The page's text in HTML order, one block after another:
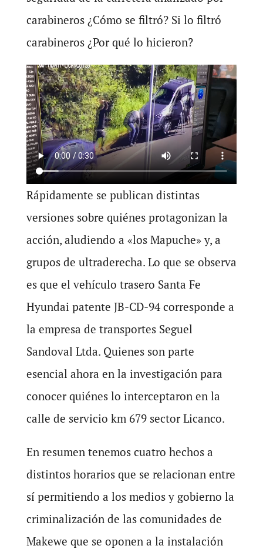
carabineros ¿Cómo se filtró? Si lo filtró
carabineros ¿Por qué lo hicieron?
Rápidamente se publican distintas
versiones sobre quiénes protagonizan la
acción, aludiendo a «los Mapuche» y, a
grupos de ultraderecha. Lo que se observa
es que el vehículo trasero Santa Fe
Hyundai patente JB-CD-94 corresponde a
la empresa de transportes Seguel
Sandoval Ltda. Quienes son parte
esencial ahora en la investigación para
conocer quiénes lo interceptaron en la
calle de servicio km 679 sector Licanco.
En resumen tenemos cuatro hechos a
distintos horarios que se relacionan entre
sí permitiendo a los medios y gobierno la
criminalización de las comunidades de
Makewe que se oponen a la instalación